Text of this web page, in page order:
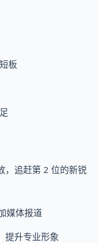
板
，追赶第 2 位的新锐
媒体报道
提升专业形象